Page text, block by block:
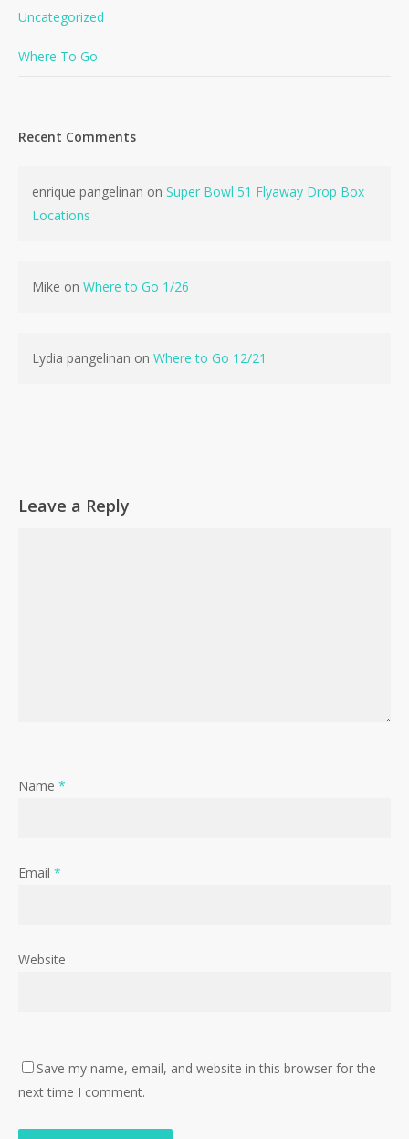
Uncategorized
Where To Go
Recent Comments
enrique pangelinan on Super Bowl 51 Flyaway Drop Box
Locations
Mike on Where to Go 1/26
Lydia pangelinan on Where to Go 12/21
Leave a Reply
Name *
Email *
Website
Save my name, email, and website in this browser for the
next time I comment.